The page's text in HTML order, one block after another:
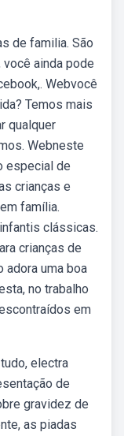
de familia. São
ainda pode
Webvocê
Temos mais
qualquer
Webneste
especial de
crianças e
família.
clássicas.
crianças de
adora uma boa
no trabalho
em
electra
de
gravidez de
as piadas